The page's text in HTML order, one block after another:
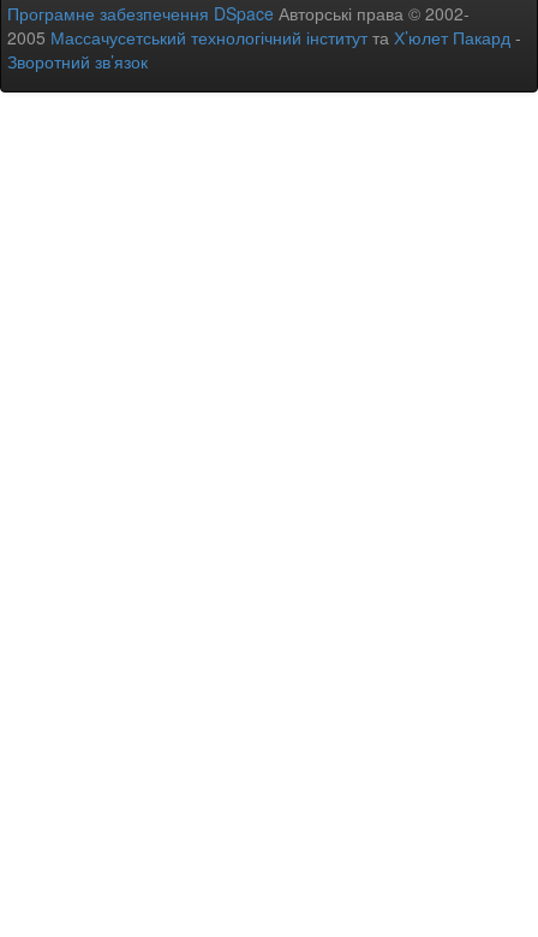
Програмне забезпечення DSpace Авторські права © 2002-
2005 Массачусетський технологічний інститутта Х’юлет Пакард -
Зворотний зв’язок